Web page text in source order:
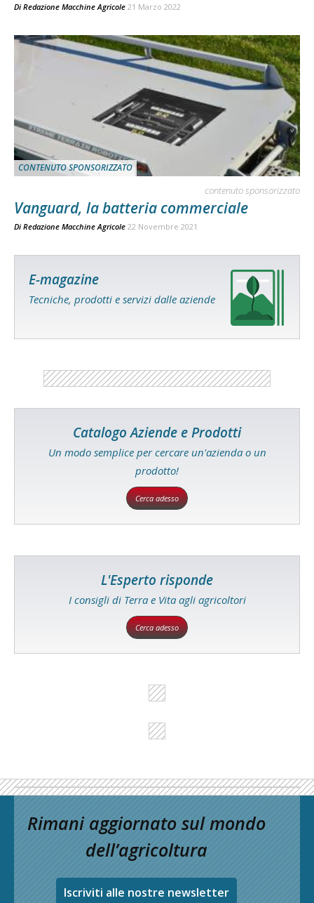
Di Redazione Macchine Agricole 21 Marzo 2022
CONTENUTO SPONSORIZZATO
contenuto sponsorizzato
Vanguard, la batteria commerciale
Di Redazione Macchine Agricole 22 Novembre 2021
E-magazine
Tecniche, prodotti e servizi dalle aziende
Catalogo Aziende e Prodotti
Un modo semplice per cercare un'azienda o un
prodotto!
Cerca adesso
L'Esperto risponde
I consigli di Terra e Vita agli agricoltori
Cerca adesso
Rimani aggiornato sul mondo
dell’agricoltura
Iscriviti alle nostre newsletter